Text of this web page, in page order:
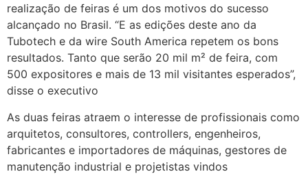
realização de feiras é um dos motivos do sucesso
alcançado no Brasil. “E as edições deste ano da
Tubotech e da wire South America repetem os bons
resultados. Tanto que serão 20 mil m² de feira, com
500 expositores e mais de 13 mil visitantes esperados”,
disse o executivo
As duas feiras atraem o interesse de profissionais como
arquitetos, consultores, controllers, engenheiros,
fabricantes e importadores de máquinas, gestores de
manutenção industrial e projetistas vindos